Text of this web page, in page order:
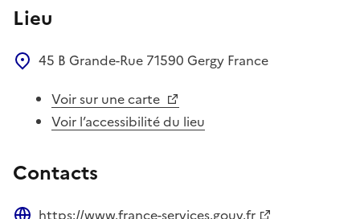
Lieu
45 B Grande-Rue 71590 Gergy France
Voir sur une carte
Voir l’accessibilité du lieu
Contacts
https://www.france-services.gouv.fr